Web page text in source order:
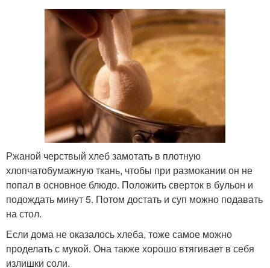
Ржаной черствый хлеб замотать в плотную
хлопчатобумажную ткань, чтобы при размокании он не
попал в основное блюдо. Положить сверток в бульон и
подождать минут 5. Потом достать и суп можно подавать
на стол.
Если дома не оказалось хлеба, тоже самое можно
проделать с мукой. Она также хорошо втягивает в себя
излишки соли.